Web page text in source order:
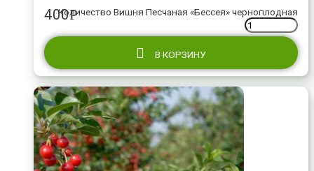
400Р
Количество Вишня Песчаная «Бессея» черноплодная
В КОРЗИНУ